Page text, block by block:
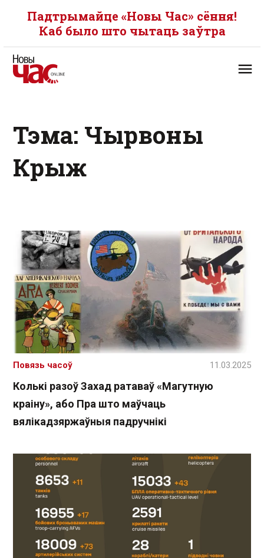
Падтрымайце «Новы Час» сёння!
Каб было што чытаць заўтра
Тэма: Чырвоны
Крыж
Колькі разоў Захад ратаваў «Магутную
краіну», або Пра што маўчаць
вялікадзяржаўныя падручнікі
Повязь часоў 11.03.2025